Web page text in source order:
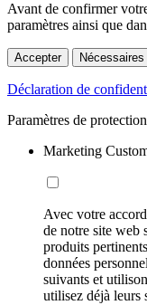
Avant de confirmer
paramètres ainsi que
Accepter
Déclaration de
Paramètres de
Marketing
Avec votre
de notre site web
produits
données
suivants et
utilisez déjà leurs